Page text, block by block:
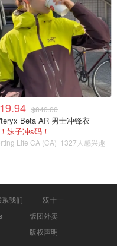
$840.00
Beta AR 男士冲锋衣
妹子冲s码！
Life CA (CA) 1327人感兴趣
系我们
双十一
饭团外卖
版权声明